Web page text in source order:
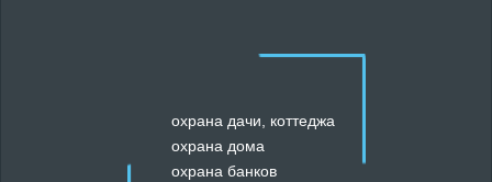
охрана дачи, коттеджа
охрана дома
охрана банков